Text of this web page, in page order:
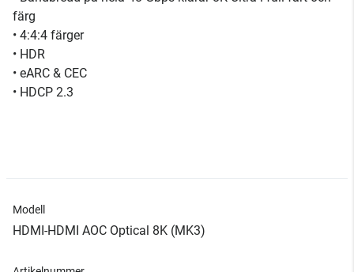
färg
• 4:4:4 färger
• HDR
• eARC & CEC
• HDCP 2.3
Modell
HDMI-HDMI AOC Optical 8K (MK3)